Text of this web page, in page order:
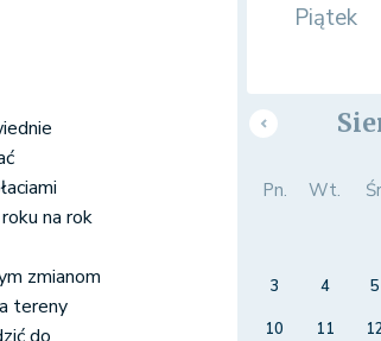
na rok
zmianom
tereny
Piątek
Pn. Wt.
3
4 5
10
11